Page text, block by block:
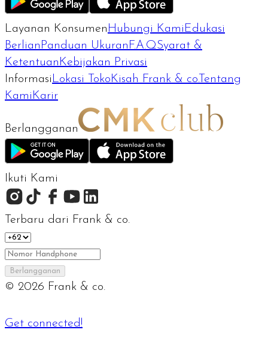
Layanan Konsumen Hubungi Kami Edukasi
Berlian Panduan Ukuran F.A.QSyarat &
Ketentuan Kebijakan Privasi
Informasi Lokasi TokoKisah Frank & co.Tentang
Kami Karir
Berlangganan
Ikuti Kami
Terbaru dari Frank & co.
Berlangganan
© 2026 Frank & co.
Get connected!